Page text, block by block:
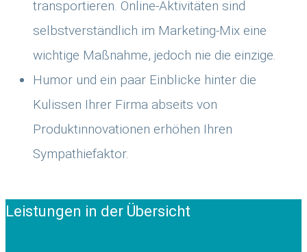
transportieren. Online-Aktivitäten sind
selbstverständlich im Marketing-Mix eine
wichtige Maßnahme, jedoch nie die einzige.
Humor und ein paar Einblicke hinter die
Kulissen Ihrer Firma abseits von
Produktinnovationen erhöhen Ihren
Sympathiefaktor.
Leistungen in der Übersicht